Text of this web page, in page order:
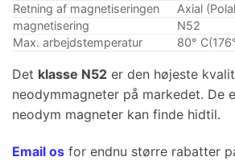
Retning af magnetiseringen
Axial
magnetisering
N52
Max. arbejdstemperatur
80°
Det klasse N52 er den højeste
neodymmagneter på markedet. De
neodym magneter kan finde hidtil.
Email os for endnu større rabatter